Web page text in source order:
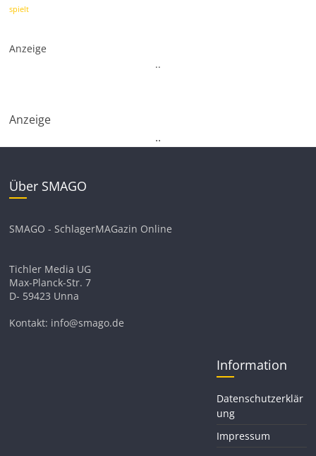
spielt
Anzeige
..
Anzeige
..
Über SMAGO
SMAGO - SchlagerMAGazin Online
Tichler Media UG
Max-Planck-Str. 7
D- 59423 Unna
Kontakt: info@smago.de
Information
Datenschutzerklär
ung
Impressum